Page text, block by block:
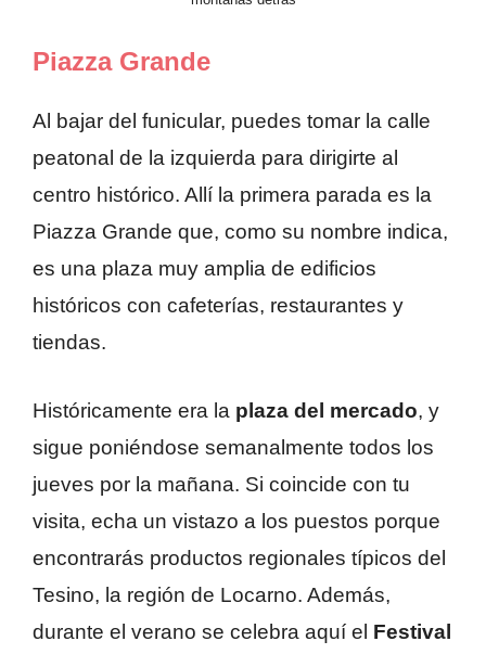
Piazza Grande
Al bajar del funicular, puedes tomar la calle
peatonal de la izquierda para dirigirte al
centro histórico. Allí la primera parada es la
Piazza Grande que, como su nombre indica,
es una plaza muy amplia de edificios
históricos con cafeterías, restaurantes y
tiendas.
Históricamente era la plaza del mercado, y
sigue poniéndose semanalmente todos los
jueves por la mañana. Si coincide con tu
visita, echa un vistazo a los puestos porque
encontrarás productos regionales típicos del
Tesino, la región de Locarno. Además,
durante el verano se celebra aquí el Festival